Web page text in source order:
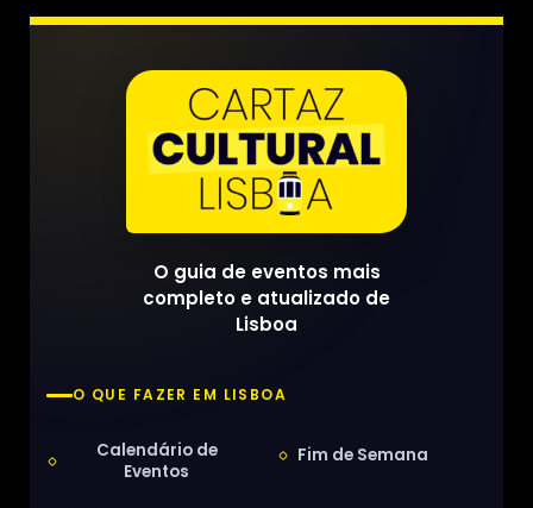
O guia de eventos mais
completo e atualizado de
Lisboa
O QUE FAZER EM LISBOA
Calendário de
Eventos
Fim de Semana